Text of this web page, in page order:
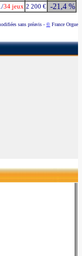
34 jeux 2 200 € -21,4 %
sans préavis - © France Orgue